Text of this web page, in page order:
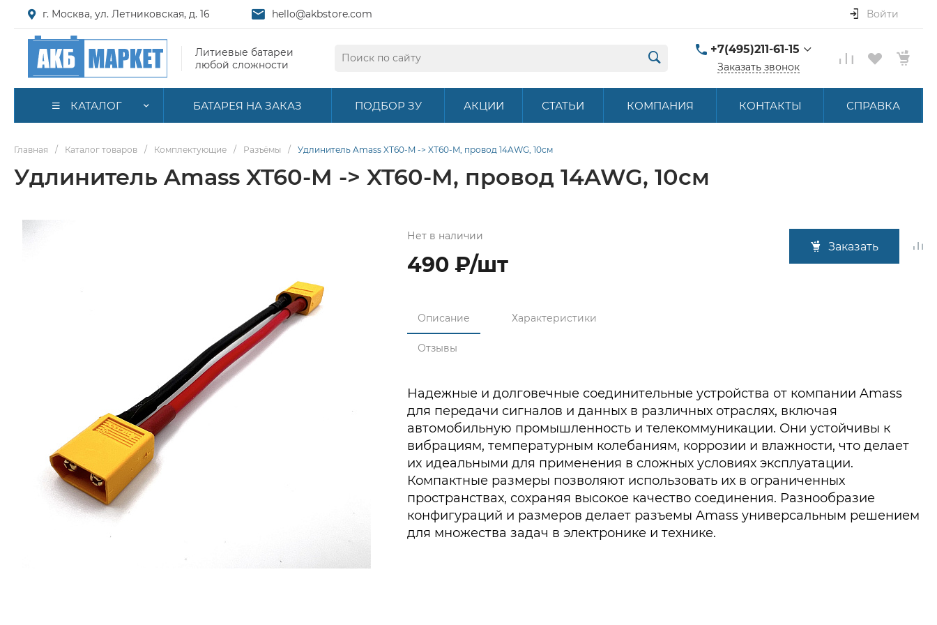
г. Москва, ул. Летниковская, д. 16 hello@akbstore.com Войти
Литиевые батареи
любой сложности
+7(495)211-61-15
+7(495)211-61-15
г. Москва, ул.
Заказать звонок
КАТАЛОГ БАТАРЕЯ НА ЗАКАЗ ПОДБОР ЗУ АКЦИИ СТАТЬИ КОМПАНИЯ КОНТАКТЫ СПРАВКА
Главная / Каталог товаров / Комплектующие / Разъёмы / Удлинитель Amass XT60-M -> XT60-M, провод 14AWG, 10см
Удлинитель Amass XT60-M -> XT60-M, провод 14AWG, 10см
Нет в наличии
490 ₽/шт
Заказать
Описание Характеристики
Отзывы
Надежные и долговечные соединительные устройства от компании Amass
для передачи сигналов и данных в различных отраслях, включая
автомобильную промышленность и телекоммуникации. Они устойчивы к
вибрациям, температурным колебаниям, коррозии и влажности, что делает
их идеальными для применения в сложных условиях эксплуатации.
Компактные размеры позволяют использовать их в ограниченных
пространствах, сохраняя высокое качество соединения. Разнообразие
конфигураций и размеров делает разъемы Amass универсальным решением
для множества задач в электронике и технике.